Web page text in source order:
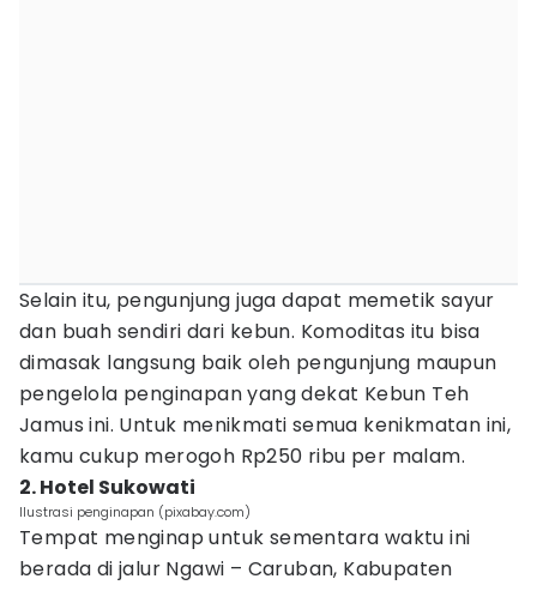
Selain itu, pengunjung juga dapat memetik sayur
dan buah sendiri dari kebun. Komoditas itu bisa
dimasak langsung baik oleh pengunjung maupun
pengelola penginapan yang dekat Kebun Teh
Jamus ini. Untuk menikmati semua kenikmatan ini,
kamu cukup merogoh Rp250 ribu per malam.
2. Hotel Sukowati
Ilustrasi penginapan (pixabay.com)
Tempat menginap untuk sementara waktu ini
berada di jalur Ngawi – Caruban, Kabupaten